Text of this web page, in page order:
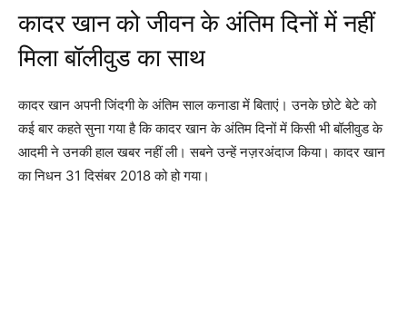
कादर खान को जीवन के अंतिम दिनों में नहीं
मिला बॉलीवुड का साथ
कादर खान अपनी जिंदगी के अंतिम साल कनाडा में बिताएं। उनके छोटे बेटे को
कई बार कहते सुना गया है कि कादर खान के अंतिम दिनों में किसी भी बॉलीवुड के
आदमी ने उनकी हाल खबर नहीं ली। सबने उन्हें नज़रअंदाज किया। कादर खान
का निधन 31 दिसंबर 2018 को हो गया।